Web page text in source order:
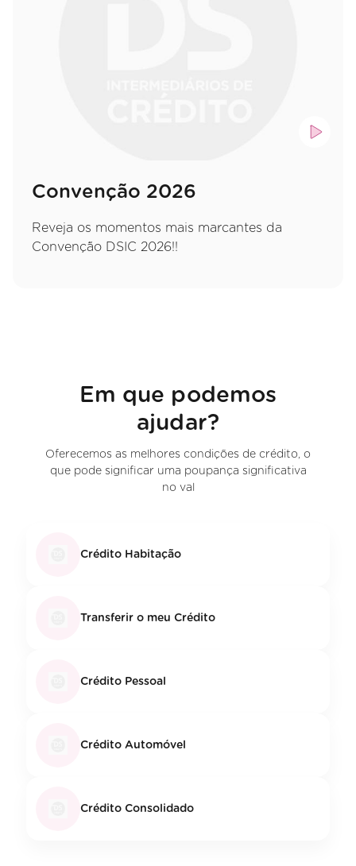
Convenção 2026
Reveja os momentos mais marcantes da
Convenção DSIC 2026!!
Em que podemos
ajudar?
Oferecemos as melhores condições de crédito, o
que pode significar uma poupança significativa
no val
Crédito Habitação
Transferir o meu Crédito
Crédito Pessoal
Crédito Automóvel
Crédito Consolidado